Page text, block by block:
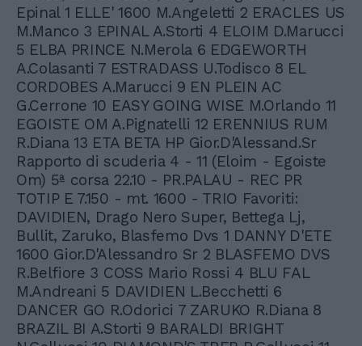
Epinal 1 ELLE' 1600 M.Angeletti 2 ERACLES US
M.Manco 3 EPINAL A.Storti 4 ELOIM D.Marucci
5 ELBA PRINCE N.Merola 6 EDGEWORTH
A.Colasanti 7 ESTRADASS U.Todisco 8 EL
CORDOBES A.Marucci 9 EN PLEIN AC
G.Cerrone 10 EASY GOING WISE M.Orlando 11
EGOISTE OM A.Pignatelli 12 ERENNIUS RUM
R.Diana 13 ETA BETA HP Gior.D'Alessand.Sr
Rapporto di scuderia 4 - 11 (Eloim - Egoiste
Om) 5ª corsa 22.10 - PR.PALAU - REC PR
TOTIP E 7.150 - mt. 1600 - TRIO Favoriti:
DAVIDIEN, Drago Nero Super, Bettega Lj,
Bullit, Zaruko, Blasfemo Dvs 1 DANNY D'ETE
1600 Gior.D'Alessandro Sr 2 BLASFEMO DVS
R.Belfiore 3 COSS Mario Rossi 4 BLU FAL
M.Andreani 5 DAVIDIEN L.Becchetti 6
DANCER GO R.Odorici 7 ZARUKO R.Diana 8
BRAZIL BI A.Storti 9 BARALDI BRIGHT